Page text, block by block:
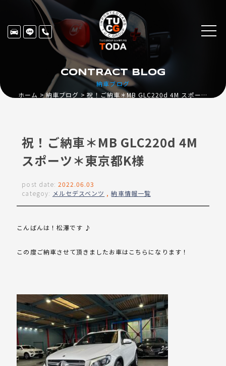
納車ブログ
CONTRACT BLOG
ホーム 納車ブログ 祝！ご納車＊MB GLC220d 4M スポーツ＊東京都K様
祝！ご納車＊MB GLC220d 4M
スポーツ＊東京都K様
post date: 2022.06.03
categoy: メルセデスベンツ ,納車情報一覧
こんばんは！松澤です ♪
この度ご納車させて頂きましたお車はこちらになります！